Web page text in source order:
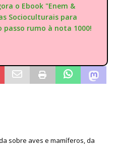
o Ebook "Enem &
Socioculturais para
passo rumo à nota 1000!
sobre aves e mamíferos, da